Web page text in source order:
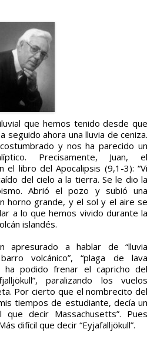
seguido ahora una lluvia de ceniza.
y nos ha parecido un
Precisamente, Juan, el
el libro del Apocalipsis (9,1-3): “Vi
del cielo a la tierra. Se le dio la
Abrió el pozo y subió una
horno grande, y el sol y el aire se
a lo que hemos vivido durante la
islandés.
apresurado a hablar de “lluvia
volcánico”, “plaga de lava
ha podido frenar el capricho del
paralizando los vuelos
Por cierto que el nombrecito del
tiempos de estudiante, decía un
que decir Massachusetts”. Pues
difícil que decir “Eyjafalljökull”.